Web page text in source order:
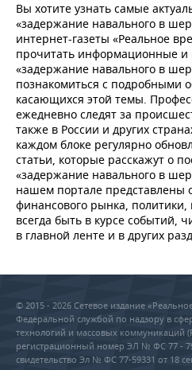
Вы хотите узнать самые
«задержание навального в
интернет-газеты «Реальное
прочитать информационные и
«задержание навального в
познакомиться с подробными
касающихся этой темы.
ежедневно следят за
также в России и других
каждом блоке регулярно
статьи, которые расскажут о
«задержание навального в
нашем портале представлены
финансового рынка,
всегда быть в курсе событий,
в главной ленте и в других
© 2015 - 2026 Сетевое издание
Федеральной службой по надзору в
технологий и массовых коммуникаций
регистрационный номер ЭЛ № ФС 77 -
свидетельство Эл № ФС 77-59331 от 18